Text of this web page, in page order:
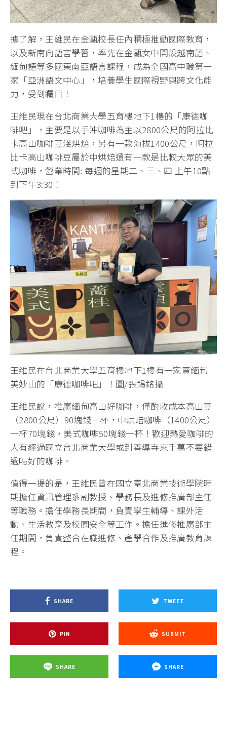
據了解，王維民在金甌校長任內積極推動國際教育，
以及新南向語言學習，率先在金甌女中開設越南語、
緬甸語等多國東南亞語言課程，成為全國高中職第一
家「亞洲語文中心」，培養學生國際視野與跨文化能
力，受到矚目！
王維民現在台北商業大學五育樓地下1樓的「康德咖
啡吧」，主要是以手沖咖啡為主以2800公尺的阿拉比
卡高山咖啡豆淺烘焙，另有一款海拔1400公尺，阿拉
比卡高山咖啡豆屬於中烘焙還有一款是比較大眾的美
式咖啡，營業時間: 每週的星期二、三、四 上午10點
到下午3:30！
王維民在台北商業大學五育樓地下1樓有一家賣緬甸
美妙山的「康德咖啡吧」！圖/張錫銘攝
王維民說，推廣緬甸高山好咖啡，僅酌收成本高山豆
（2800公尺）90塊錢一杯，中烘焙咖啡（1400公尺）
一杯70塊錢，美式咖啡50塊錢一杯！歡迎熱愛咖啡的
人有經過國立台北商業大學或到善導寺來千萬不要錯
過喝好的咖啡。
值得一提的是，王維民曾在國立臺北商業技術學院時
期擔任資訊管理系副教授、學務長及進修推廣部主任
等職務。擔任學務長期間，負責學生輔導、課外活
動、生活教育及校園安全等工作。擔任進修推廣部主
任期間，負責整合在職進修、產學合作及推廣教育課
程。
SHARE TWEET
PIN SUBMIT
SHARE SHARE